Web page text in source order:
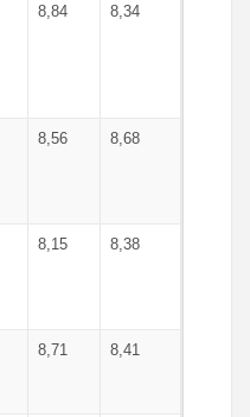
8,84 8,34
8,56 8,68
8,15 8,38
8,71 8,41